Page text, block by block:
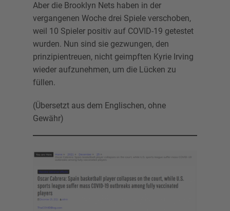
Aber die Brooklyn Nets haben in der
vergangenen Woche drei Spiele verschoben,
weil 10 Spieler positiv auf COVID-19 getestet
wurden. Nun sind sie gezwungen, den
prinzipientreuen, nicht geimpften Kyrie Irving
wieder aufzunehmen, um die Lücken zu
füllen.
(Übersetzt aus dem Englischen, ohne
Gewähr)